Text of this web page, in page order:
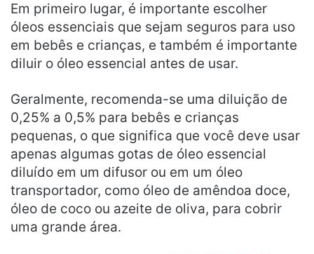
Em primeiro lugar, é importante escolher
óleos essenciais que sejam seguros para uso
em bebês e crianças, e também é importante
diluir o óleo essencial antes de usar.
Geralmente, recomenda-se uma diluição de
0,25% a 0,5% para bebês e crianças
pequenas, o que significa que você deve usar
apenas algumas gotas de óleo essencial
diluído em um difusor ou em um óleo
transportador, como óleo de amêndoa doce,
óleo de coco ou azeite de oliva, para cobrir
uma grande área.